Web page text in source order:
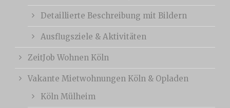
Detaillierte Beschreibung mit Bildern
Ausflugsziele & Aktivitäten
ZeitJob Wohnen Köln
Vakante Mietwohnungen Köln & Opladen
Köln Mülheim